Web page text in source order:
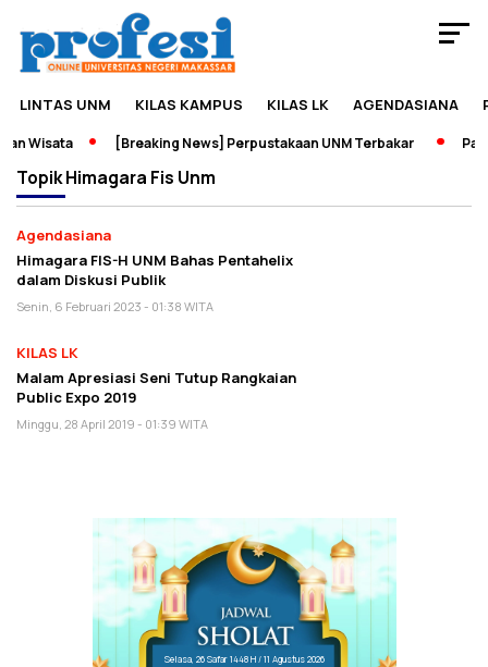
LINTAS UNM KILAS KAMPUS KILAS LK AGENDASIANA
Wisata [Breaking News] Perpustakaan UNM Terbakar
TopikHimagara Fis Unm
Agendasiana
Himagara FIS-H UNM Bahas Pentahelix
dalam Diskusi Publik
Senin, 6 Februari 2023 - 01:38 WITA
KILAS LK
Malam Apresiasi Seni Tutup Rangkaian
Public Expo 2019
Minggu, 28 April 2019 - 01:39 WITA
Selasa, 26 Safar 1448 H / 11 Agustus 2026